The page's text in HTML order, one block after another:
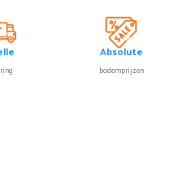
Absolute
bodemprijzen